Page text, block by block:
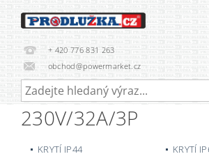
+ 420 776 831 263
obchod@powermarket.cz
230V/32A/3P
KRYTÍ IP44 KRYTÍ